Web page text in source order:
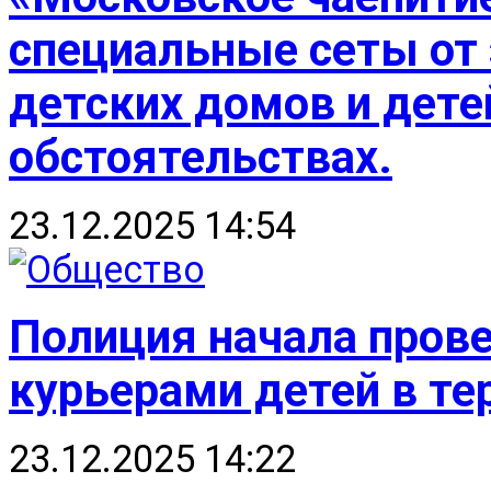
специальные сеты от
детских домов и
обстоятельствах.
23.12.2025 14:54
Полиция начала
курьерами детей в
23.12.2025 14:22